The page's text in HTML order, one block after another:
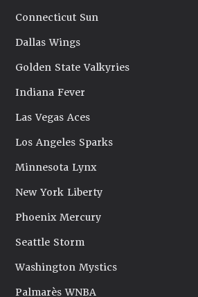
Connecticut Sun
Dallas Wings
Golden State Valkyries
Indiana Fever
Las Vegas Aces
Los Angeles Sparks
Minnesota Lynx
New York Liberty
Phoenix Mercury
Seattle Storm
Washington Mystics
Palmarès WNBA